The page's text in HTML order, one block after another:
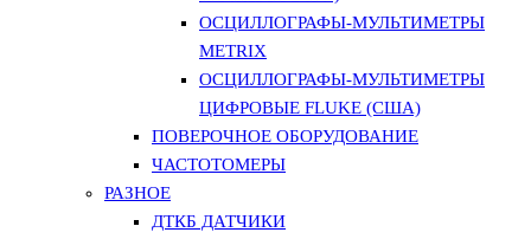
ОСЦИЛЛОГРАФЫ-МУЛЬТИМЕТРЫ
METRIX
ОСЦИЛЛОГРАФЫ-МУЛЬТИМЕТРЫ
ЦИФРОВЫЕ FLUKE (США)
ПОВЕРОЧНОЕ ОБОРУДОВАНИЕ
ЧАСТОТОМЕРЫ
РАЗНОЕ
ДТКБ ДАТЧИКИ